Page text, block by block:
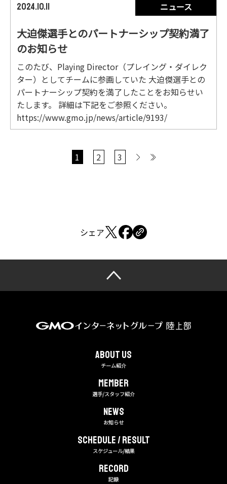
2024.10.11 ニュース
大迫傑選手とのパートナーシップ契約満了
のお知らせ
このたび、Playing Director（プレイング・ダイレク
ター）としてチームに参画していた 大迫傑選手との
パートナーシップ契約を満了したことをお知らせい
たします。 詳細は下記をご参照ください。
https://www.gmo.jp/news/article/9193/
1 2 3 >
シェア
About us
チーム紹介
MEMBER
選手/スタッフ紹介
NEWS
お知らせ
Schedule / Result
スケジュール/結果
RECORD
記録